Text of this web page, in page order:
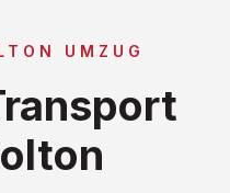
UMZUG